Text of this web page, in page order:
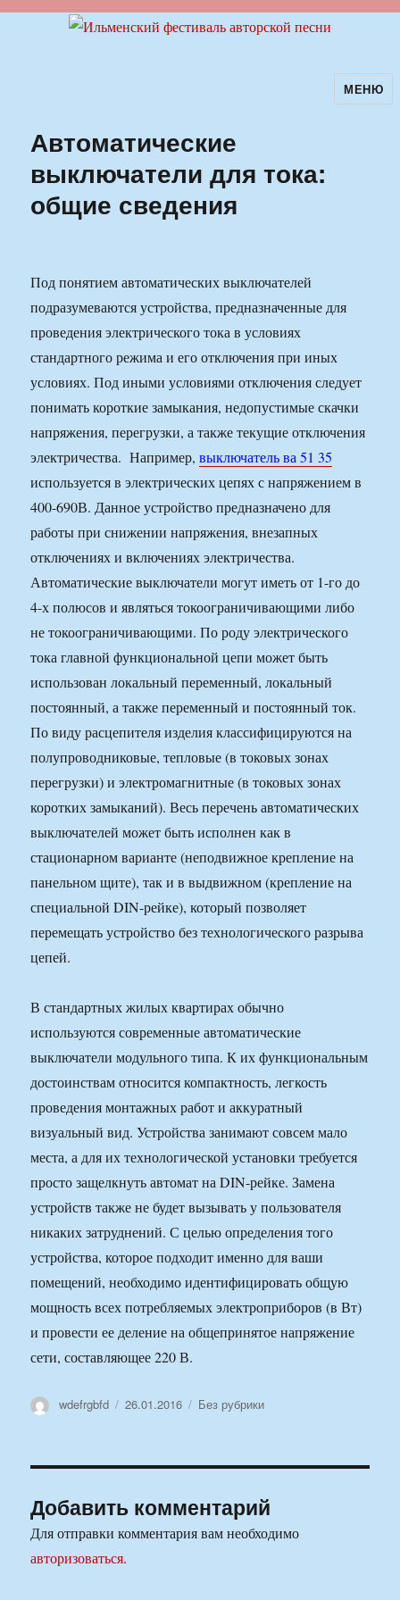
Ильменский фестиваль авторскойМЕНЮ
Автоматические
выключатели для тока:
общие сведения
Под понятием автоматических выключателей
подразумеваются устройства, предназначенные для
проведения электрического тока в условиях
стандартного режима и его отключения при иных
условиях. Под иными условиями отключения следует
понимать короткие замыкания, недопустимые скачки
напряжения, перегрузки, а также текущие отключения
электричества. Например,выключатель ва 51 35
используется в электрических цепях с напряжением в
400-690В. Данное устройство предназначено для
работы при снижении напряжения, внезапных
отключениях и включениях электричества.
Автоматические выключатели могут иметь от 1-го до
4-х полюсов и являться токоограничивающими либо
не токоограничивающими. По роду электрического
тока главной функциональной цепи может быть
использован локальный переменный, локальный
постоянный, а также переменный и постоянный ток.
По виду расцепителя изделия классифицируются на
полупроводниковые, тепловые (в токовых зонах
перегрузки) и электромагнитные (в токовых зонах
коротких замыканий). Весь перечень автоматических
выключателей может быть исполнен как в
стационарном варианте (неподвижное крепление на
панельном щите), так и в выдвижном (крепление на
специальной DIN-рейке), который позволяет
перемещать устройство без технологического разрыва
цепей.
В стандартных жилых квартирах обычно
используются современные автоматические
выключатели модульного типа. К их функциональным
достоинствам относится компактность, легкость
проведения монтажных работ и аккуратный
визуальный вид. Устройства занимают совсем мало
места, а для их технологической установки требуется
просто защелкнуть автомат на DIN-рейке. Замена
устройств также не будет вызывать у пользователя
никаких затруднений. С целью определения того
устройства, которое подходит именно для ваши
помещений, необходимо идентифицировать общую
мощность всех потребляемых электроприборов (в Вт)
и провести ее деление на общепринятое напряжение
сети, составляющее 220 В.
Автор
wdefrgbfd Опубликовано
26.01.2016 Рубрики
Без рубрики
Добавить комментарий
Для отправки комментария вам необходимо
авторизоваться.